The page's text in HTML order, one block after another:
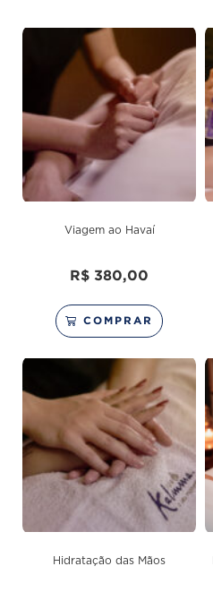
Viagem ao Havaí
R$ 380,00
COMPRAR
Hidratação das Mãos